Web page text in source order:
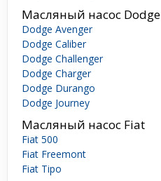
Масляный насос Dodge
Dodge Avenger
Dodge Caliber
Dodge Challenger
Dodge Charger
Dodge Durango
Dodge Journey
Масляный насос Fiat
Fiat 500
Fiat Freemont
Fiat Tipo